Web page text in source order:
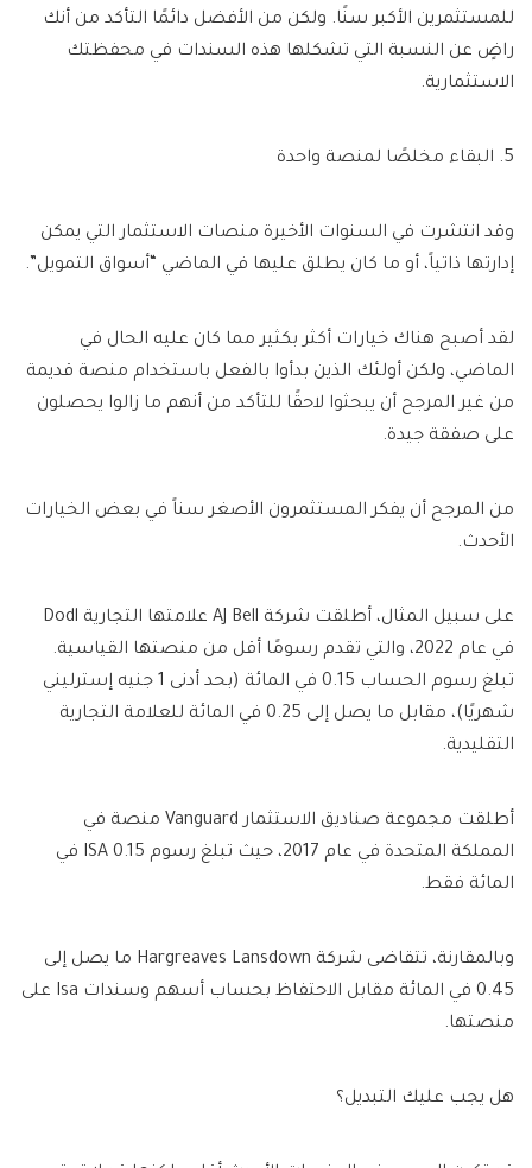
للمستثمرين الأكبر سنًا. ولكن من الأفضل دائمًا التأكد من أنك
راضٍ عن النسبة التي تشكلها هذه السندات في محفظتك
الاستثمارية.
5. البقاء مخلصًا لمنصة واحدة
وقد انتشرت في السنوات الأخيرة منصات الاستثمار التي يمكن
إدارتها ذاتياً، أو ما كان يطلق عليها في الماضي “أسواق التمويل”.
لقد أصبح هناك خيارات أكثر بكثير مما كان عليه الحال في
الماضي، ولكن أولئك الذين بدأوا بالفعل باستخدام منصة قديمة
من غير المرجح أن يبحثوا لاحقًا للتأكد من أنهم ما زالوا يحصلون
على صفقة جيدة.
من المرجح أن يفكر المستثمرون الأصغر سناً في بعض الخيارات
الأحدث.
على سبيل المثال، أطلقت شركة AJ Bell علامتها التجارية Dodl
في عام 2022، والتي تقدم رسومًا أقل من منصتها القياسية.
تبلغ رسوم الحساب 0.15 في المائة (بحد أدنى 1 جنيه إسترليني
شهريًا)، مقابل ما يصل إلى 0.25 في المائة للعلامة التجارية
التقليدية.
أطلقت مجموعة صناديق الاستثمار Vanguard منصة في
المملكة المتحدة في عام 2017، حيث تبلغ رسوم ISA 0.15 في
المائة فقط.
وبالمقارنة، تتقاضى شركة Hargreaves Lansdown ما يصل إلى
0.45 في المائة مقابل الاحتفاظ بحساب أسهم وسندات Isa على
منصتها.
هل يجب عليك التبديل؟